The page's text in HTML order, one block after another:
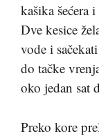
kašika šećera
Dve kesice
vode i
do tačke
oko jedan sat
Preko kore